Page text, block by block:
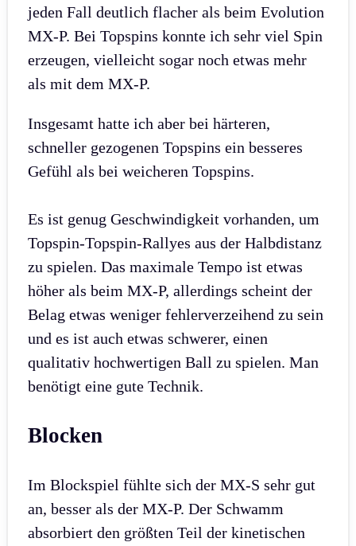
jeden Fall deutlich flacher als beim Evolution
MX-P. Bei Topspins konnte ich sehr viel Spin
erzeugen, vielleicht sogar noch etwas mehr
als mit dem MX-P.
Insgesamt hatte ich aber bei härteren,
schneller gezogenen Topspins ein besseres
Gefühl als bei weicheren Topspins.
Es ist genug Geschwindigkeit vorhanden, um
Topspin-Topspin-Rallyes aus der Halbdistanz
zu spielen. Das maximale Tempo ist etwas
höher als beim MX-P, allerdings scheint der
Belag etwas weniger fehlerverzeihend zu sein
und es ist auch etwas schwerer, einen
qualitativ hochwertigen Ball zu spielen. Man
benötigt eine gute Technik.
Blocken
Im Blockspiel fühlte sich der MX-S sehr gut
an, besser als der MX-P. Der Schwamm
absorbiert den größten Teil der kinetischen